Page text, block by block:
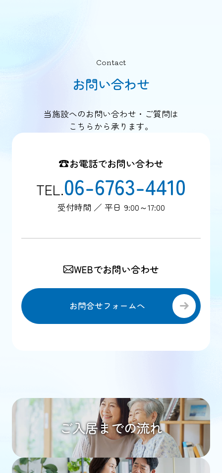
Contact
お問い合わせ
当施設へのお問い合わせ・ご質問は
こちらから承ります。
お電話でお問い合わせ
TEL.06-6763-4410
受付時間 ／ 平日 9:00～17:00
WEBでお問い合わせ
お問合せフォームへ
ご入居までの流れ